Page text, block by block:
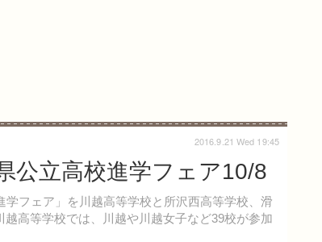
公立高校進学フェア10/8
フェア」を川越高等学校と所沢西高等学校、滑
高等学校では、川越や川越女子など39校が参加
2016.9.21 Wed 19:45